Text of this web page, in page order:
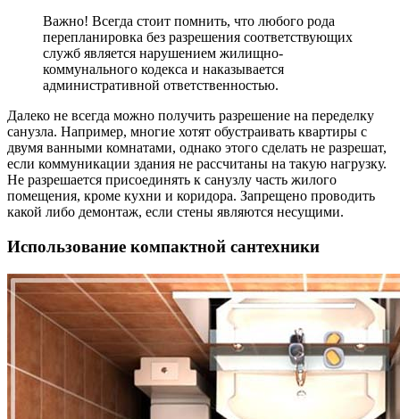
Важно! Всегда стоит помнить, что любого рода
перепланировка без разрешения соответствующих
служб является нарушением жилищно-
коммунального кодекса и наказывается
административной ответственностью.
Далеко не всегда можно получить разрешение на переделку
санузла. Например, многие хотят обустраивать квартиры с
двумя ванными комнатами, однако этого сделать не разрешат,
если коммуникации здания не рассчитаны на такую нагрузку.
Не разрешается присоединять к санузлу часть жилого
помещения, кроме кухни и коридора. Запрещено проводить
какой либо демонтаж, если стены являются несущими.
Использование компактной сантехники